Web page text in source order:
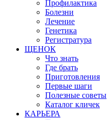
Профилактика
Болезни
Лечение
Генетика
Регистратура
ЩЕНОК
Что знать
Где брать
Приготовления
Первые шаги
Полезные советы
Каталог кличек
КАРЬЕРА